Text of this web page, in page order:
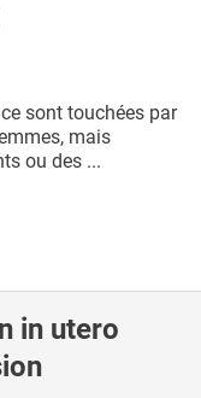
sont touchées par
mais
ou des ...
in utero